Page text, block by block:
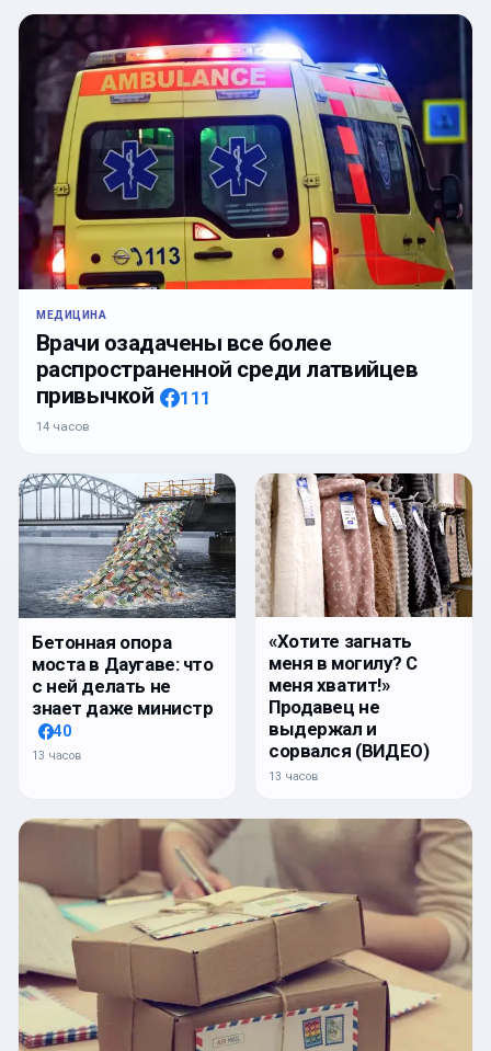
МЕДИЦИНА
Врачи озадачены все более
распространенной среди латвийцев
привычкой
111
14 часов
Бетонная опора
моста в Даугаве: что
с ней делать не
знает даже министр
40
13 часов
«Хотите загнать
меня в могилу? С
меня хватит!»
Продавец не
выдержал и
сорвался (ВИДЕО)
13 часов